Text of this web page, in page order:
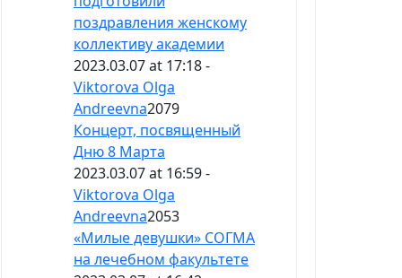
поздравления женскому
коллективу академии
2023.03.07 at 17:18 -
Viktorova Olga
Andreevna2079
Концерт, посвященный
Дню 8 Марта
2023.03.07 at 16:59 -
Viktorova Olga
Andreevna2053
«Милые девушки» СОГМА
на лечебном факультете